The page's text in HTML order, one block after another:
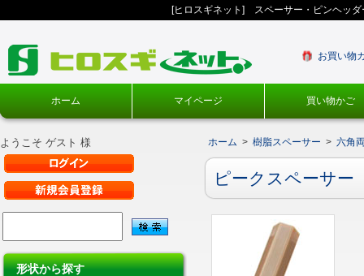
[ヒロスギネット] スペーサー・ピンヘッ
お買い物
ホーム マイページ 買い物かご
ようこそ ゲスト 様
形状から探す
ホーム > 樹脂スペーサー > 六角
ピークスペーサー